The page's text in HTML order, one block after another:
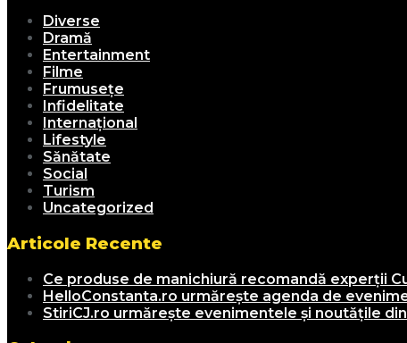
Diverse
Dramă
Entertainment
Filme
Frumusețe
Infidelitate
Internațional
Lifestyle
Sănătate
Social
Turism
Uncategorized
Articole Recente
Ce produse de manichiură recomandă experții
HelloConstanta.ro urmărește agenda de
StiriCJ.ro urmărește evenimentele și noutățile